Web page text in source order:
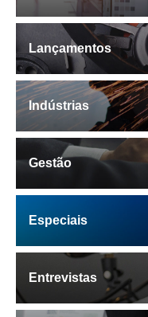
Lançamentos
Indústrias
Gestão
Especiais
Entrevistas